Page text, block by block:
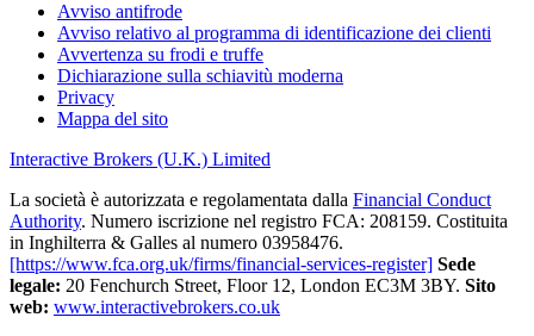
Avviso antifrode
Avviso relativo al programma di identificazione dei clienti
Avvertenza su frodi e truffe
Dichiarazione sulla schiavitù moderna
Privacy
Mappa del sito
Interactive Brokers (U.K.) Limited
La società è autorizzata e regolamentata dalla Financial Conduct
Authority. Numero iscrizione nel registro FCA: 208159. Costituita
in Inghilterra & Galles al numero 03958476.
[https://www.fca.org.uk/firms/financial-services-register] Sede
legale: 20 Fenchurch Street, Floor 12, London EC3M 3BY. Sito
web: www.interactivebrokers.co.uk